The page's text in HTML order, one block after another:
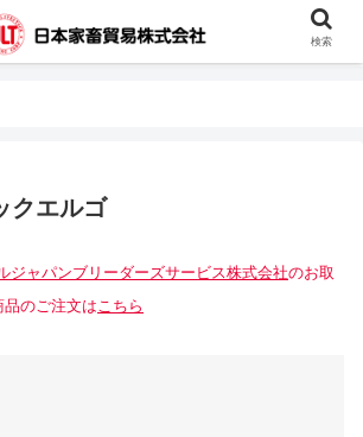
結精液・人工授精器具・カウハッチなどの輸入販売を
行っています。
クエルゴ
ジャパンブリーダーズサービス株式会社のお取
品のご注文は こちら
検索